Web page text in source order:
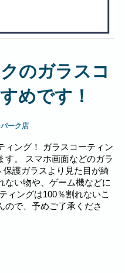
のガラスコ
めです！
ーク店
ィング！ ガラスコーティン
す。 スマホ画面などのガラ
保護ガラスより見た目が綺
ない物や、ゲーム機などに
ィングは100％割れないこ
ので、予めご了承くださ